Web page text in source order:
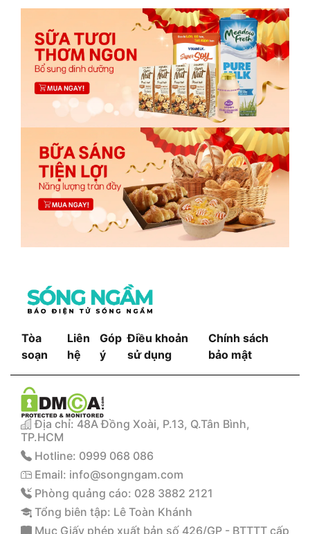
Tòa
soạn
Liên
hệ
Góp
ý
Điều khoản
sử dụng
Chính sách
bảo mật
Địa chỉ: 48A Đồng Xoài, P.13, Q.Tân Bình,
TP.HCM
Hotline: 0999 068 086
Email: info@songngam.com
Phòng quảng cáo: 028 3882 2121
Tổng biên tập: Lê Toàn Khánh
Mục Giấy phép xuất bản số 426/GP - BTTTT cấp